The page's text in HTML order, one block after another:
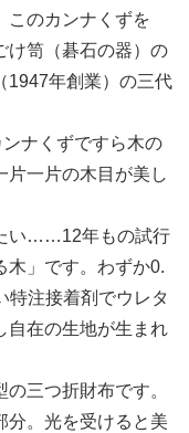
このカンナくずを
け笥（碁石の器）の
1947年創業）の三代
ンナくずですら木の
片一片の木目が美し
い……12年もの試行
木」です。わずか0.
特注接着剤でウレタ
自在の生地が生まれ
三つ折財布です。
分。光を受けると美